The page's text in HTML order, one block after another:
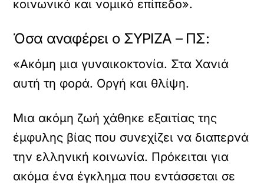
κοινωνικό και νομικό επίπεδο».
Όσα αναφέρει ο ΣΥΡΙΖΑ – ΠΣ:
«Ακόμη μια γυναικοκτονία. Στα Χανιά
αυτή τη φορά. Οργή και θλίψη.
Μια ακόμη ζωή χάθηκε εξαιτίας της
έμφυλης βίας που συνεχίζει να διαπερνά
την ελληνική κοινωνία. Πρόκειται για
ακόμα ένα έγκλημα που εντάσσεται σε